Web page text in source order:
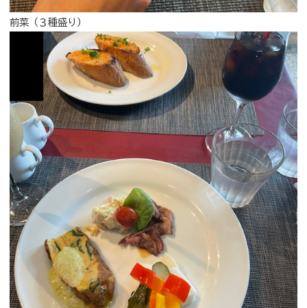
前菜（３種盛り）